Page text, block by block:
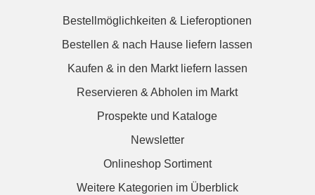
Bestellmöglichkeiten & Lieferoptionen
Bestellen & nach Hause liefern lassen
Kaufen & in den Markt liefern lassen
Reservieren & Abholen im Markt
Prospekte und Kataloge
Newsletter
Onlineshop Sortiment
Weitere Kategorien im Überblick